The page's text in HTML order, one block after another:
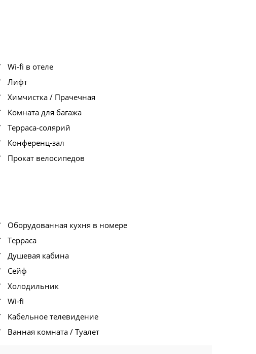
Wi-fi в отеле
Лифт
Химчистка / Прачечная
Комната для багажа
Терраса-солярий
Конференц-зал
Прокат велосипедов
Оборудованная кухня в номере
Терраса
Душевая кабина
Сейф
Холодильник
Wi-fi
Кабельное телевидение
Ванная комната / Туалет